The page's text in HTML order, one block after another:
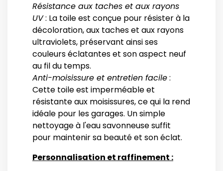
Résistance aux taches et aux rayons
UV: La toile est conçue pour résister à la
décoloration, aux taches et aux rayons
ultraviolets, préservant ainsi ses
couleurs éclatantes et son aspect neuf
au fil du temps.
Anti-moisissure et entretien facile:
Cette toile est imperméable et
résistante aux moisissures, ce qui la rend
idéale pour les garages. Un simple
nettoyage à l'eau savonneuse suffit
pour maintenir sa beauté et son éclat.
Personnalisation et raffinement :